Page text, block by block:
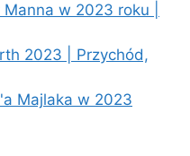
w 2023 roku |
2023 | Przychód,
Majlaka w 2023